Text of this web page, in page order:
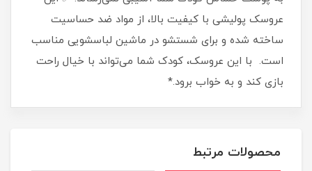
عروسک پولیشی با کیفیت بالا، از مواد ضد حساسیت
ساخته شده و برای شستشو در ماشین لباسشویی مناسب
است. با این عروسک، کودک شما می‌تواند با خیال راحت
بازی کند و به خواب برود.*
محصولات مرتبط